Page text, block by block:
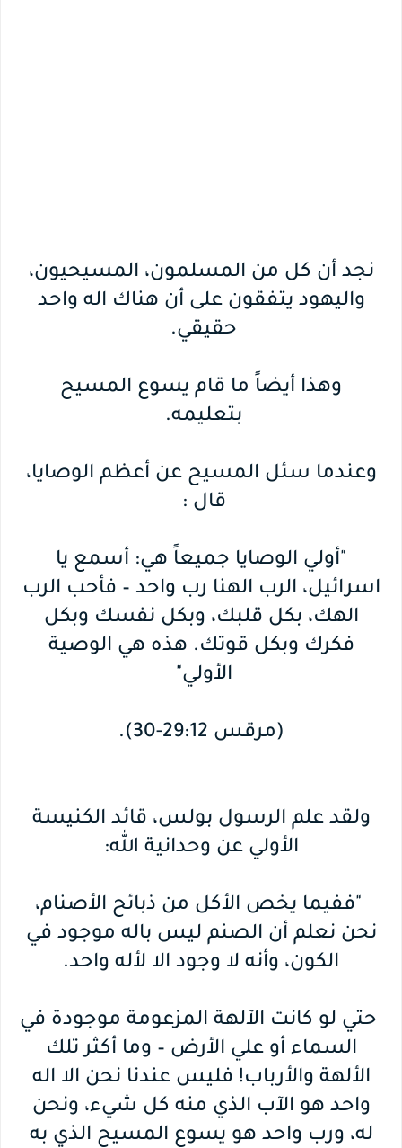
نجد أن كل من المسلمون، المسيحيون،
واليهود يتفقون على أن هناك اله واحد
حقيقي.
وهذا أيضاً ما قام يسوع المسيح
بتعليمه.
وعندما سئل المسيح عن أعظم الوصايا،
قال :
"أولي الوصايا جميعاً هي: أسمع يا
اسرائيل، الرب الهنا رب واحد – فأحب الرب
الهك، بكل قلبك، وبكل نفسك وبكل
فكرك وبكل قوتك. هذه هي الوصية
الأولي"
(مرقس 29:12-30).
ولقد علم الرسول بولس، قائد الكنيسة
الأولي عن وحدانية الله:
"ففيما يخص الأكل من ذبائح الأصنام،
نحن نعلم أن الصنم ليس باله موجود في
الكون، وأنه لا وجود الا لأله واحد.
حتي لو كانت الآلهة المزعومة موجودة في
السماء أو علي الأرض – وما أكثر تلك
الألهة والأرباب! فليس عندنا نحن الا اله
واحد هو الآب الذي منه كل شيء، ونحن
له، ورب واحد هو يسوع المسيح الذي به